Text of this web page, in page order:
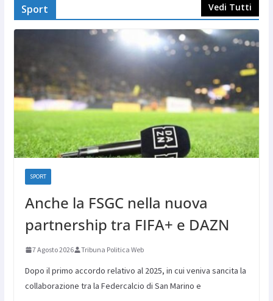
Sport Vedi Tutti
SPORT
Anche la FSGC nella nuova
partnership tra FIFA+ e DAZN
7 Agosto 2026 Tribuna Politica Web
Dopo il primo accordo relativo al 2025, in cui veniva sancita la
collaborazione tra la Federcalcio di San Marino e